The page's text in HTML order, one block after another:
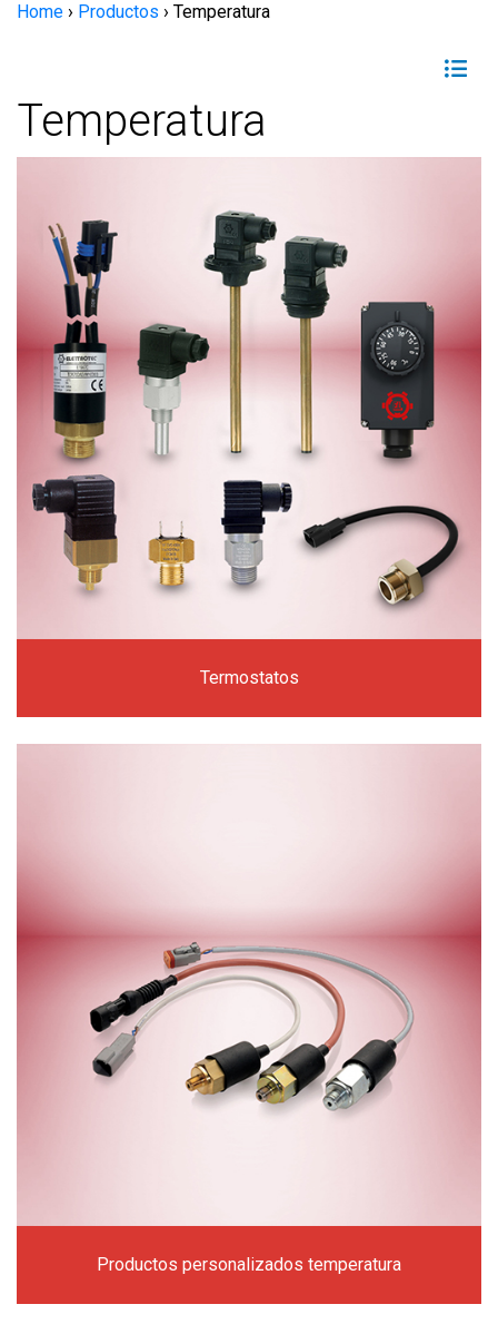
Home › Productos › Temperatura
Temperatura
Termostatos
Productos personalizados temperatura